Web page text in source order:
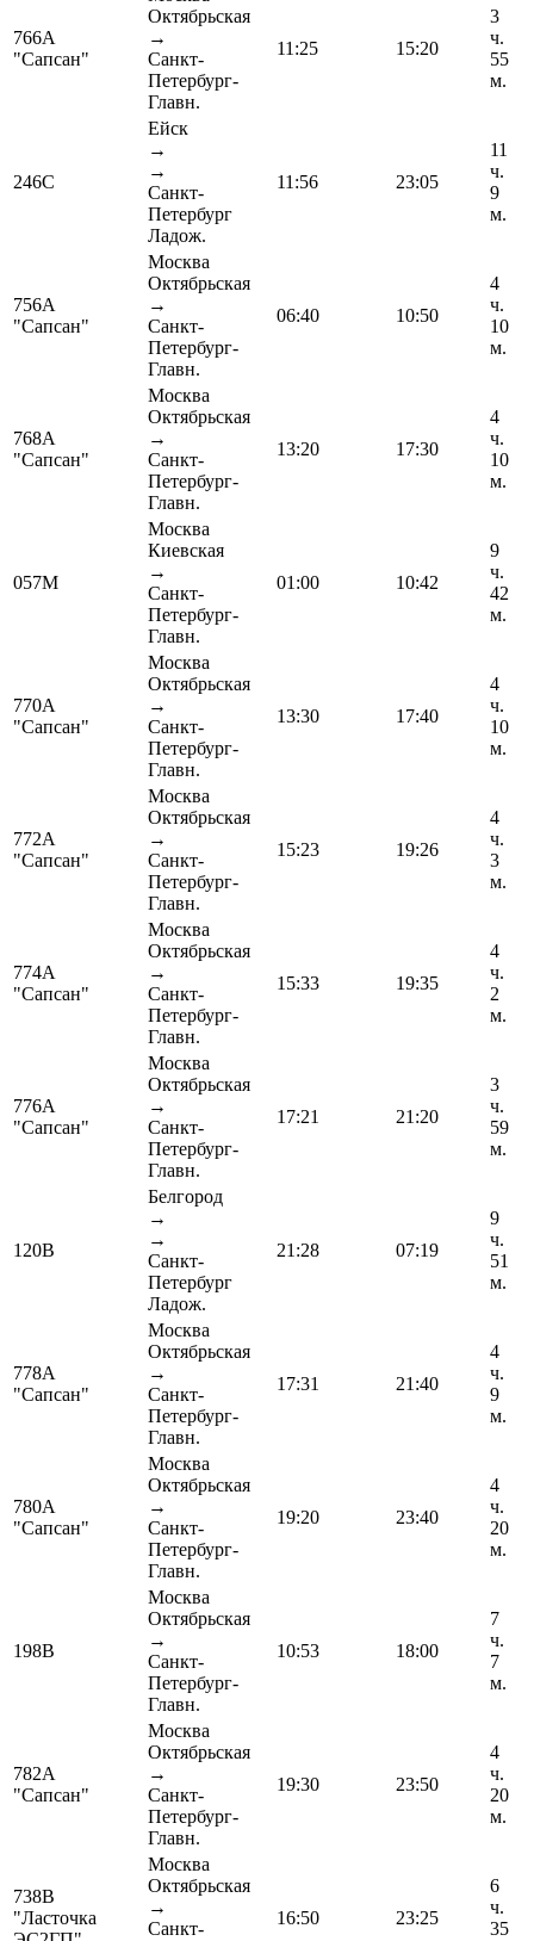
766А
"Сапсан"
Октябрьская
→
Санкт-
Петербург-
Главн.
11:25 15:20
3
ч.
55
м.
246С
Ейск
→
→
Санкт-
Петербург
Ладож.
11:56 23:05
11
ч.
9
м.
756А
"Сапсан"
Москва
Октябрьская
→
Санкт-
Петербург-
Главн.
06:40 10:50
4
ч.
10
м.
768А
"Сапсан"
Москва
Октябрьская
→
Санкт-
Петербург-
Главн.
13:20 17:30
4
ч.
10
м.
057М
Москва
Киевская
→
Санкт-
Петербург-
Главн.
01:00 10:42
9
ч.
42
м.
770А
"Сапсан"
Москва
Октябрьская
→
Санкт-
Петербург-
Главн.
13:30 17:40
4
ч.
10
м.
772А
"Сапсан"
Москва
Октябрьская
→
Санкт-
Петербург-
Главн.
15:23 19:26
4
ч.
3
м.
774А
"Сапсан"
Москва
Октябрьская
→
Санкт-
Петербург-
Главн.
15:33 19:35
4
ч.
2
м.
776А
"Сапсан"
Москва
Октябрьская
→
Санкт-
Петербург-
Главн.
17:21 21:20
3
ч.
59
м.
120В
Белгород
→
→
Санкт-
Петербург
Ладож.
21:28 07:19
9
ч.
51
м.
778А
"Сапсан"
Москва
Октябрьская
→
Санкт-
Петербург-
Главн.
17:31 21:40
4
ч.
9
м.
780А
"Сапсан"
Москва
Октябрьская
→
Санкт-
Петербург-
Главн.
19:20 23:40
4
ч.
20
м.
198В
Москва
Октябрьская
→
Санкт-
Петербург-
Главн.
10:53 18:00
7
ч.
7
м.
782А
"Сапсан"
Москва
Октябрьская
→
Санкт-
Петербург-
Главн.
19:30 23:50
4
ч.
20
м.
738В
"Ласточка
Москва
Октябрьская
→
Санкт-
16:50 23:25
6
ч.
35